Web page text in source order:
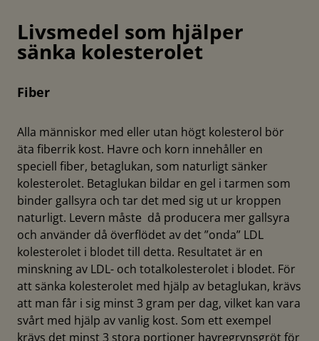
Livsmedel som hjälper
sänka kolesterolet
Fiber
Alla människor med eller utan högt kolesterol bör
äta fiberrik kost. Havre och korn innehåller en
speciell fiber, betaglukan, som naturligt sänker
kolesterolet. Betaglukan bildar en gel i tarmen som
binder gallsyra och tar det med sig ut ur kroppen
naturligt. Levern måste då producera mer gallsyra
och använder då överflödet av det ”onda” LDL
kolesterolet i blodet till detta. Resultatet är en
minskning av LDL- och totalkolesterolet i blodet. För
att sänka kolesterolet med hjälp av betaglukan, krävs
att man får i sig minst 3 gram per dag, vilket kan vara
svårt med hjälp av vanlig kost. Som ett exempel
krävs det minst 3 stora portioner havregrynsgröt för